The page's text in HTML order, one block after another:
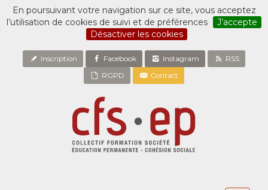
En poursuivant votre navigation sur ce site, vous acceptez
l’utilisation de cookies de suivi et de préférences
J’accepte
Désactiver les cookies
Inscription Facebook Instagram
RSS
RGPD
Contact